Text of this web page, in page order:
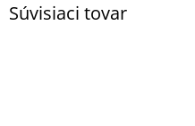
Súvisiaci tovar